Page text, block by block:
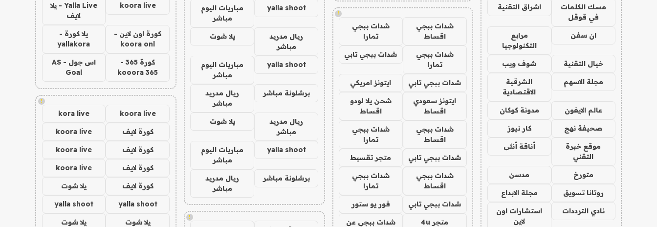
مسك الكلمات
في قوقل
اشراق التقنية
ان سفن
مرابع
التكنولوجيا
خيال التقنية شوف ويب
مجلة الاسهم
الشرقية
الاقتصادية
عالم الايفون مدونة كوكان
صحيفة نهج كار نيوز
موقع خبرة
التقني
أناقة أنثى
متورخ مدسن
روتانا تسويق مجلة الابداع
نادي الترددات
استشارات اون
لاين
!
شدات ببجي
اقساط
شدات ببجي
تمارا
شدات ببجي
تمارا
شدات ببجي تابي
شدات ببجي تابي ايتونز امريكي
ايتونز سعودي
اقساط
شحن يلا لودو
اقساط
شدات ببجي
اقساط
شدات ببجي
تمارا
شدات ببجي تابي متجر تقسيط
شدات ببجي
اقساط
شدات ببجي
تمارا
شدات ببجي تابي فور يو ستور
متجر 4u شدات ببجي عن
yalla shoot
مباريات اليوم
مباشر
ريال مدريد
مباشر
يلا شوت
yalla shoot
مباريات اليوم
مباشر
برشلونة مباشر
ريال مدريد
مباشر
ريال مدريد
مباشر
يلا شوت
yalla shoot
مباريات اليوم
مباشر
برشلونة مباشر
ريال مدريد
مباشر
!
koora live
Yalla Live - يلا
لايف
كورة اون لاين -
koora onl
يلا كورة -
yallakora
كورة 365 -
kooora 365
اس جول - AS
Goal
!
koora live
kora live
كورة لايف koora live
كورة لايف koora live
كورة لايف koora live
كورة لايف يلا شوت
yalla shoot
yalla shoot
يلا شوت يلا شوت